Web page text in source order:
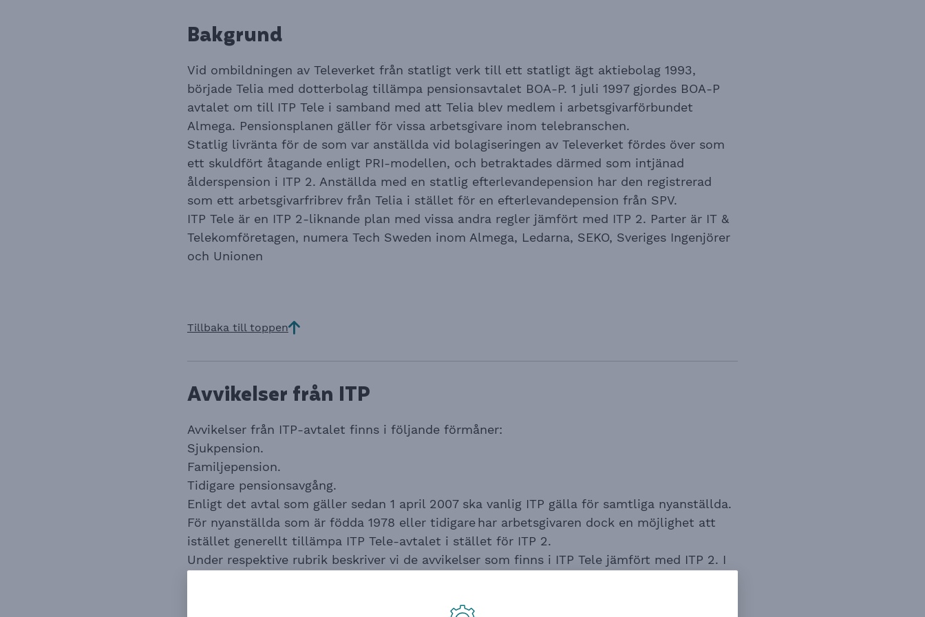
Bakgrund
Vid ombildningen av Televerket från statligt verk till ett statligt ägt aktiebolag 1993,
började Telia med dotterbolag tillämpa pensionsavtalet BOA-P. 1 juli 1997 gjordes BOA-P
avtalet om till ITP Tele i samband med att Telia blev medlem i arbetsgivarförbundet
Almega. Pensionsplanen gäller för vissa arbetsgivare inom telebranschen.
Statlig livränta för de som var anställda vid bolagiseringen av Televerket fördes över som
ett skuldfört åtagande enligt PRI-modellen, och betraktades därmed som intjänad
ålderspension i ITP 2. Anställda med en statlig efterlevandepension har den registrerad
som ett arbetsgivarfribrev från Telia i stället för en efterlevandepension från SPV.
ITP Tele är en ITP 2-liknande plan med vissa andra regler jämfört med ITP 2. Parter är IT &
Telekomföretagen, numera Tech Sweden inom Almega, Ledarna, SEKO, Sveriges Ingenjörer
och Unionen
Tillbaka till toppen
Avvikelser från ITP
Avvikelser från ITP-avtalet finns i följande förmåner:
Sjukpension.
Familjepension.
Tidigare pensionsavgång.
Enligt det avtal som gäller sedan 1 april 2007 ska vanlig ITP gälla för samtliga nyanställda.
För nyanställda som är födda 1978 eller tidigare har arbetsgivaren dock en möjlighet att
istället generellt tillämpa ITP Tele-avtalet i stället för ITP 2.
Under respektive rubrik beskriver vi de avvikelser som finns i ITP Tele jämfört med ITP 2. I